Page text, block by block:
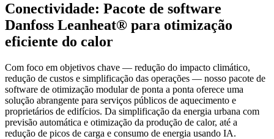
Conectividade: Pacote de software
Danfoss Leanheat® para otimização
eficiente do calor
Com foco em objetivos chave — redução do impacto climático,
redução de custos e simplificação das operações — nosso pacote de
software de otimização modular de ponta a ponta oferece uma
solução abrangente para serviços públicos de aquecimento e
proprietários de edifícios. Da simplificação da energia urbana com
previsão automática e otimização da produção de calor, até a
redução de picos de carga e consumo de energia usando IA.